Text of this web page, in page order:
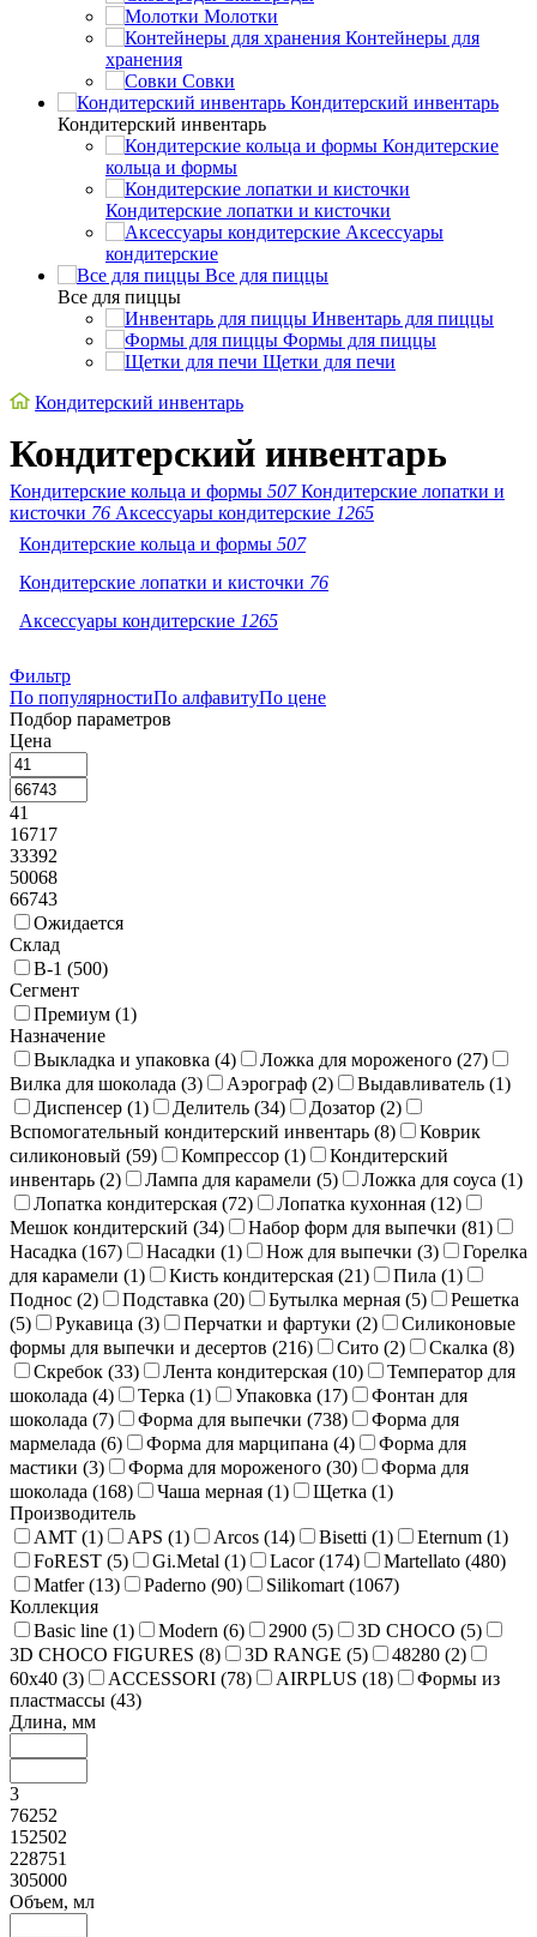
Молотки
Контейнеры для
хранения
Совки
Кондитерский инвентарь
Кондитерский инвентарь
Кондитерские
кольца и формы
Кондитерские лопатки и кисточки
Аксессуары
кондитерские
Все для пиццы
Все для пиццы
Инвентарь для пиццы
Формы для пиццы
Щетки для печи
Кондитерский инвентарь
Кондитерский инвентарь
Кондитерские кольца и формы 507 Кондитерские лопатки и
кисточки 76 Аксессуары кондитерские 1265
Кондитерские кольца и формы 507
Кондитерские лопатки и кисточки 76
Аксессуары кондитерские 1265
Фильтр
По популярностиПо алфавитуПо цене
Подбор параметров
Цена
41
16717
33392
50068
66743
Ожидается
Склад
В-1 (500)
Сегмент
Премиум (1)
Назначение
Выкладка и упаковка (4) Ложка для мороженого (27)
Вилка для шоколада (3) Аэрограф (2) Выдавливатель (1)
Диспенсер (1) Делитель (34) Дозатор (2)
Вспомогательный кондитерский инвентарь (8)
Коврик
силиконовый (59) Компрессор (1)
Кондитерский
инвентарь (2) Лампа для карамели (5) Ложка для соуса (1)
Лопатка кондитерская (72) Лопатка кухонная (12)
Мешок кондитерский (34) Набор форм для выпечки (81)
Насадка (167) Насадки (1) Нож для выпечки (3)
Горелка
для карамели (1) Кисть кондитерская (21) Пила (1)
Поднос (2) Подставка (20) Бутылка мерная (5)
Решетка
(5) Рукавица (3) Перчатки и фартуки (2)
Силиконовые
формы для выпечки и десертов (216) Сито (2) Скалка (8)
Скребок (33) Лента кондитерская (10)
Температор для
шоколада (4) Терка (1) Упаковка (17)
Фонтан для
шоколада (7) Форма для выпечки (738)
Форма для
мармелада (6) Форма для марципана (4)
Форма для
мастики (3) Форма для мороженого (30)
Форма для
шоколада (168) Чаша мерная (1) Щетка (1)
Производитель
AMT (1) APS (1) Arcos (14) Bisetti (1) Eternum (1)
FoREST (5) Gi.Metal (1) Lacor (174) Martellato (480)
Matfer (13) Paderno (90) Silikomart (1067)
Коллекция
Basic line (1) Modern (6) 2900 (5) 3D CHOCO (5)
3D CHOCO FIGURES (8) 3D RANGE (5) 48280 (2)
60x40 (3) ACCESSORI (78) AIRPLUS (18)
Формы из
пластмассы (43)
Длина, мм
3
76252
152502
228751
305000
Объем, мл